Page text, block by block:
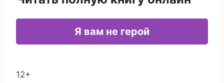
Я вам не герой
12+